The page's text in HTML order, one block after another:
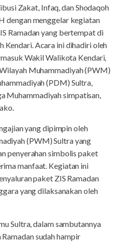
Zakat, Infaq, dan Shodaqoh
dengan menggelar kegiatan
Ramadan yang bertempat di
Kendari. Acara ini dihadiri oleh
Wakil Walikota Kendari,
Muhammadiyah (PWM)
(PDM) Sultra,
Muhammadiyah simpatisan,
yang dipimpin oleh
(PWM) Sultra yang
penyerahan simbolis paket
manfaat. Kegiatan ini
paket ZIS Ramadan
yang dilaksanakan oleh
Sultra, dalam sambutannya
sudah hampir